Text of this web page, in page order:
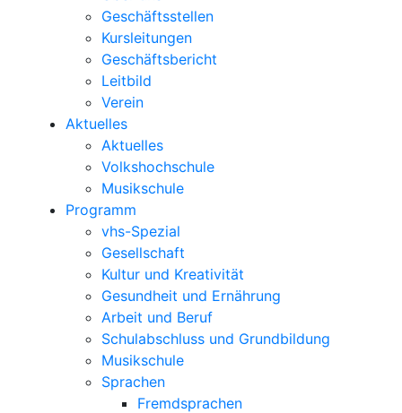
Geschäftsstellen
Kursleitungen
Geschäftsbericht
Leitbild
Verein
Aktuelles
Aktuelles
Volkshochschule
Musikschule
Programm
vhs-Spezial
Gesellschaft
Kultur und Kreativität
Gesundheit und Ernährung
Arbeit und Beruf
Schulabschluss und Grundbildung
Musikschule
Sprachen
Fremdsprachen